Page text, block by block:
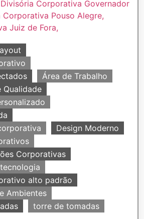
Área de Trabalho
Qualidade
Design Moderno
Corporativas
alto padrão
Ambientes
torre de tomadas